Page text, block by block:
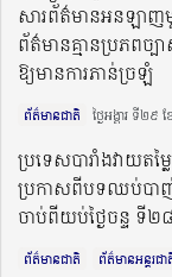
សារព័ត៌មានអនឡាញ
ព័ត៌មានគ្មានប្រភព
ឱ្យមានការភាន់ច្រឡំ
ព័ត៌មានជាតិ ថ្ងៃអង្គារ ទី២៩
ប្រទេសបារាំងវាយតម្
ប្រកាសពីបទឈប់បា
ចាប់ពីយប់ថ្ងៃចន្ទ ទី២៨
ព័ត៌មានជាតិ ព័ត៌មានអន្តរជា